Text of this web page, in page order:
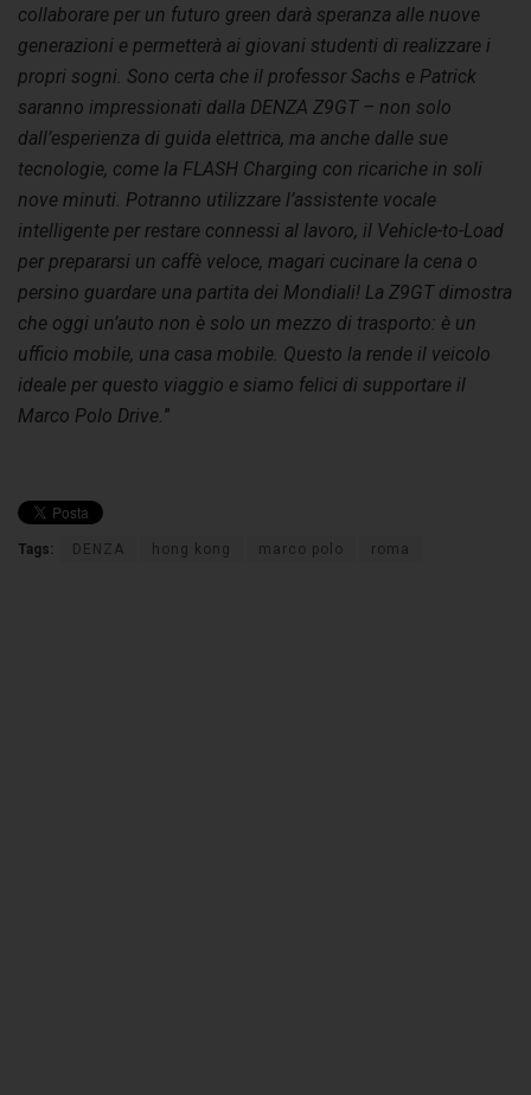
collaborare per un futuro green darà speranza alle nuove
generazioni e permetterà ai giovani studenti di realizzare i
propri sogni. Sono certa che il professor Sachs e Patrick
saranno impressionati dalla DENZA Z9GT – non solo
dall’esperienza di guida elettrica, ma anche dalle sue
tecnologie, come la FLASH Charging con ricariche in soli
nove minuti. Potranno utilizzare l’assistente vocale
intelligente per restare connessi al lavoro, il Vehicle-to-Load
per prepararsi un caffè veloce, magari cucinare la cena o
persino guardare una partita dei Mondiali! La Z9GT dimostra
che oggi un’auto non è solo un mezzo di trasporto: è un
ufficio mobile, una casa mobile. Questo la rende il veicolo
ideale per questo viaggio e siamo felici di supportare il
Marco Polo Drive. ”
Tags: DENZA hong kong marco polo roma